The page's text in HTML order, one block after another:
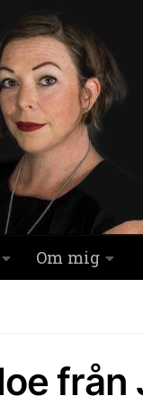
Om mig
från